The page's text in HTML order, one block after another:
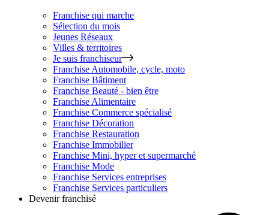
Franchise qui marche
Sélection du mois
Jeunes Réseaux
Villes & territoires
Je suis franchiseur
Franchise Automobile, cycle, moto
Franchise Bâtiment
Franchise Beauté - bien être
Franchise Alimentaire
Franchise Commerce spécialisé
Franchise Décoration
Franchise Restauration
Franchise Immobilier
Franchise Mini, hyper et supermarché
Franchise Mode
Franchise Services entreprises
Franchise Services particuliers
Devenir franchisé